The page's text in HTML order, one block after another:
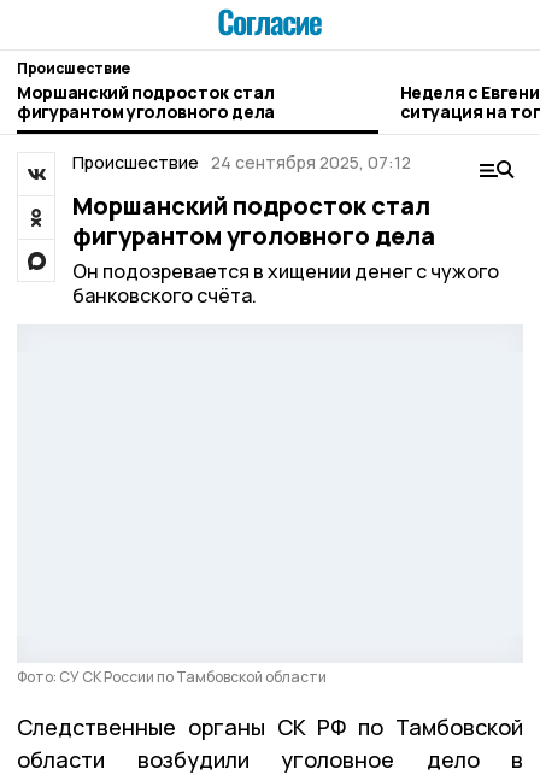
Происшествие
Моршанский подросток стал
фигурантом уголовного дела
Неделя с
ситуация на
городе и
Происшествие 24 сентября 2025, 07:12
Моршанский подросток стал
фигурантом уголовного дела
Он подозревается в хищении денег с чужого
банковского счëта.
Фото: СУ СК России по Тамбовской области
Следственные органы СК РФ по Тамбовской
области возбудили уголовное дело в